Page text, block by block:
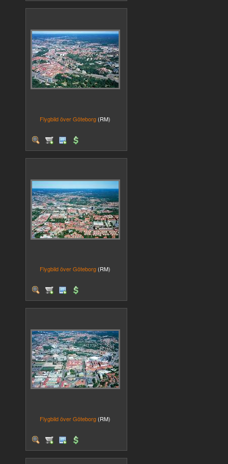
Flygbild över Göteborg (RM)
Flygbild över Göteborg (RM)
Flygbild över Göteborg (RM)